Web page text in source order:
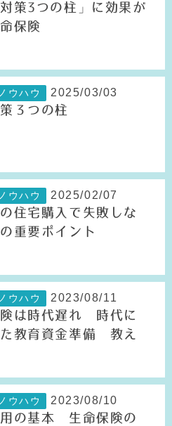
対策3つの柱」に効果が
保険
ウハウ 2025/03/03
３つの柱
ウハウ 2025/02/07
住宅購入で失敗しな
重要ポイント
ウハウ 2023/08/11
は時代遅れ 時代に
教育資金準備 教え
ウハウ 2023/08/10
の基本 生命保険の